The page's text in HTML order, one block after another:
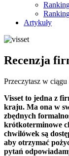
Artykuły
Recenzja
Przeczytasz w
Visset to jedna z
kraju. Ma ona w
zbędnych
krótkoterminowe
chwilówek są
aby otrzymać
pytań